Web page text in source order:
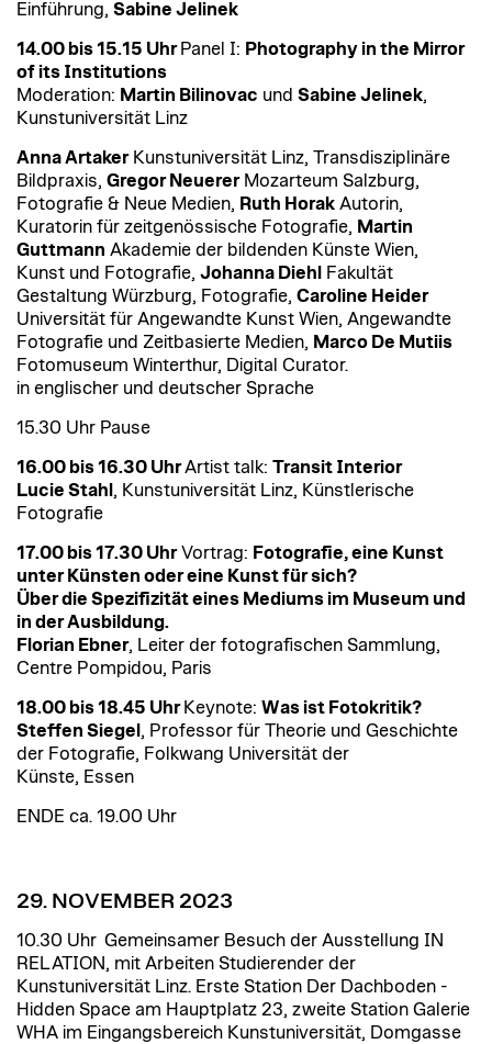
Einführung, Sabine Jelinek
14.00 bis 15.15 Uhr Panel I: Photography in the Mirror
of its Institutions
Moderation: Martin Bilinovac und Sabine Jelinek,
Kunstuniversität Linz
Anna ArtakerKunstuniversität Linz, Transdisziplinäre
Bildpraxis, Gregor NeuererMozarteum Salzburg,
Fotografie & Neue Medien, Ruth Horak Autorin,
Kuratorin für zeitgenössische Fotografie, Martin
Guttmann Akademie der bildenden Künste Wien,
Kunst und Fotografie, Johanna Diehl
Fakultät
Gestaltung Würzburg, Fotografie, Caroline Heider
Universität für Angewandte Kunst Wien, Angewandte
Fotografie und Zeitbasierte Medien, Marco De Mutiis
Fotomuseum Winterthur, Digital Curator.
in englischer und deutscher Sprache
15.30 Uhr Pause
16.00 bis 16.30 UhrArtist talk: Transit Interior
Lucie Stahl , Kunstuniversität Linz, Künstlerische
Fotografie
17.00 bis 17.30 UhrVortrag: Fotografie, eine Kunst
unter Künsten oder eine Kunst für sich?
Über die Spezifizität eines Mediums im Museum und
in der Ausbildung.
Florian Ebner, Leiter der fotografischen Sammlung,
Centre Pompidou, Paris
18.00 bis 18.45 Uhr Keynote: Was ist Fotokritik?
Steffen Siegel , Professor für Theorie und Geschichte
der Fotografie, Folkwang Universität der
Künste, Essen
ENDE ca. 19.00 Uhr
29. NOVEMBER 2023
10.30 Uhr Gemeinsamer Besuch der Ausstellung IN
RELATION, mit Arbeiten Studierender der
Kunstuniversität Linz. Erste Station Der Dachboden -
Hidden Space am Hauptplatz 23, zweite Station Galerie
WHA im Eingangsbereich Kunstuniversität, Domgasse